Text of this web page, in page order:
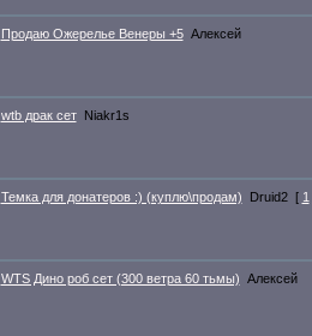
Продаю Ожерелье Венеры +5 Алексей
wtb драк сет
Niakr1s
Темка для донатеров :) (куплю\продам) Druid2 [ 1
WTS Дино роб сет (300 ветра 60 тьмы) Алексей